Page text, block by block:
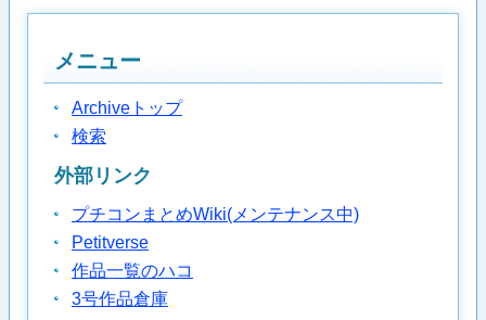
メニュー
Archiveトップ
検索
外部リンク
プチコンまとめWiki(メンテナンス中)
Petitverse
作品一覧のハコ
3号作品倉庫